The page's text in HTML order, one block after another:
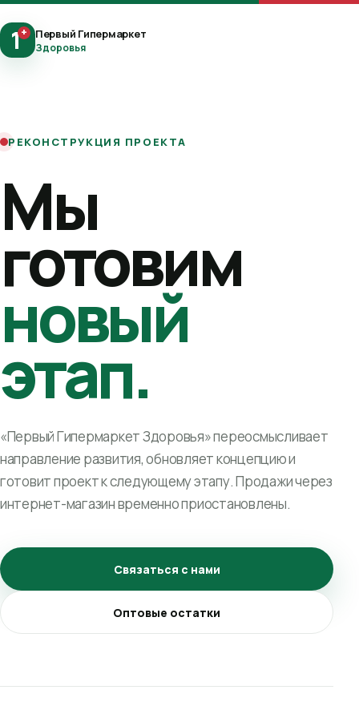
1+ Первый Гипермаркет
Здоровья
РЕКОНСТРУКЦИЯ ПРОЕКТА
Мы
готовим
новый
этап.
«Первый Гипермаркет Здоровья» переосмысливает
направление развития, обновляет концепцию и
готовит проект к следующему этапу. Продажи через
интернет-магазин временно приостановлены.
Связаться с нами
Оптовые остатки